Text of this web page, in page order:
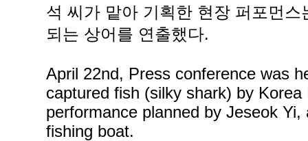
석 씨가 맡아 기획한 현장 퍼포먼
되는 상어를 연출했다.
April 22nd, Press conference was
captured fish (silky shark) by
performance planned by Jeseok
fishing boat.